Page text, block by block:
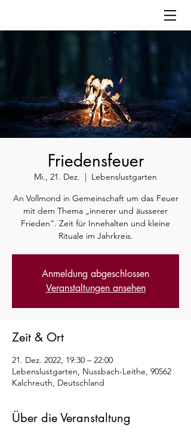
Friedensfeuer
Mi., 21. Dez.
  |
Lebenslustgarten
An Vollmond in Gemeinschaft um das Feuer
mit dem Thema „innerer und äusserer
Frieden“. Zeit für Innehalten und kleine
Rituale im Jahrkreis.
Anmeldung abgeschlossen
Veranstaltungen ansehen
Zeit & Ort
21. Dez. 2022, 19:30 – 22:00
Lebenslustgarten, Nussbach-Leithe, 90562
Kalchreuth, Deutschland
Über die Veranstaltung